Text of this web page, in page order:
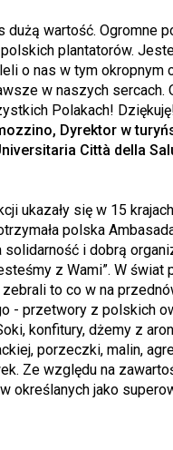
dużą wartość. Ogromne
plantatorów.
o nas w tym okropnym
w naszych sercach.
Polakach!
Dyrektor w
Città della
ukazały się w 15
polska
solidarność i dobrą
z Wami”. W świat
zebrali to co w na
- przetwory z polskich
konfitury, dżemy z
porzeczki, malin,
Ze względu na
określanych jako